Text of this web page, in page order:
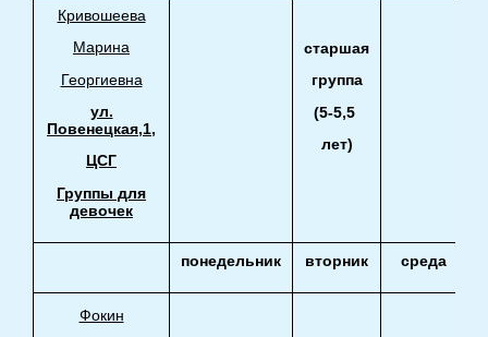
Кривошеева
Марина
Георгиевна
ул.
Повенецкая,1,
ЦСГ
Группы для
девочек
старшая
группа
(5-5,5
лет)
понедельник вторник среда
Фокин